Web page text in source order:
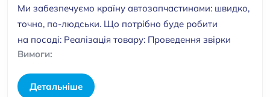
Київ,
Ми забезпечуємо країну автозапчастинами: швидко,
точно, по-людськи. Що потрібно буде робити
на посаді: Реалізація товару: Проведення звірки
Вимоги:
ДетальнішеДетальніше